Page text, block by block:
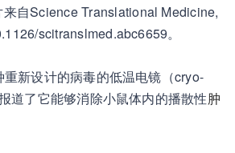
自Science Translational Medicine,
scitranslmed.abc6659。
新设计的病毒的低温电镜（cryo-
道了它能够消除小鼠体内的播散性肿